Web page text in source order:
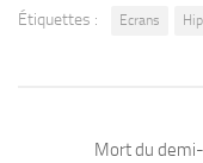
Étiquettes : Ecrans
Mort du